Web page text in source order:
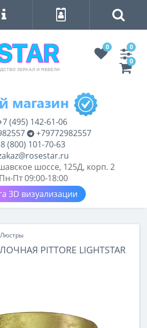
0
0
0
(495) 142-61-06
+79772982557
(800) 101-70-63
шоссе, 125Д, корп. 2
Пт 09:00-18:00
3D визуализации
Люстры
PITTORE LIGHTSTAR